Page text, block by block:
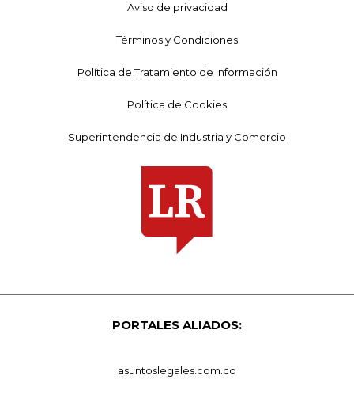
Aviso de privacidad
Términos y Condiciones
Política de Tratamiento de Información
Política de Cookies
Superintendencia de Industria y Comercio
PORTALES ALIADOS:
asuntoslegales.com.co